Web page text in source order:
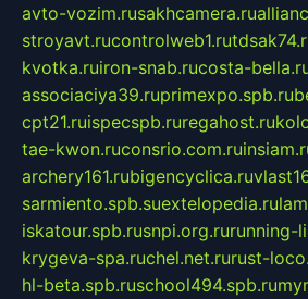
avto-vozim.rusakhcamera.ru
stroyavt.rucontrolweb1.ru
kvotka.ruiron-snab.rucosta-
associaciya39.ruprimexpo.spb.ru
cpt21.ruispecspb.ruregahost.ru
tae-kwon.ruconsrio.com.ru
archery161.rubigencyclica.ru
sarmiento.spb.suextelopedia.ru
iskatour.spb.rusnpi.org.rurunning-
krygeva-spa.ruchel.net.rurust-
hl-beta.spb.ruschool494.spb.ru